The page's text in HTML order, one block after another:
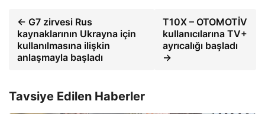
← G7 zirvesi Rus
kaynaklarının Ukrayna için
kullanılmasına ilişkin
anlaşmayla başladı
T10X – OTOMOTİV
kullanıcılarına TV+
ayrıcalığı başladı
→
Tavsiye Edilen Haberler